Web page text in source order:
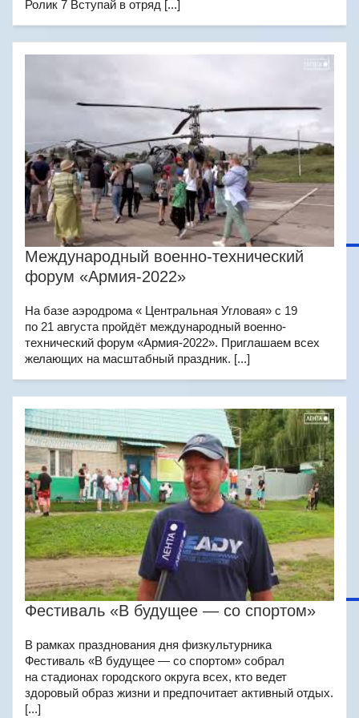
Ролик 7 Вступай в отряд [...]
Международный военно-технический
форум «Армия-2022»
На базе аэродрома « Центральная Угловая» с 19
по 21 августа пройдёт международный военно-
технический форум «Армия-2022». Приглашаем всех
желающих на масштабный праздник. [...]
Фестиваль «В будущее — со спортом»
В рамках празднования дня физкультурника
Фестиваль «В будущее — со спортом» собрал
на стадионах городского округа всех, кто ведет
здоровый образ жизни и предпочитает активный отдых.
[...]